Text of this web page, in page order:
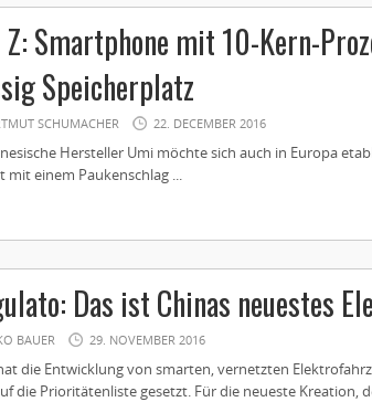
Smartphone mit 10-Kern-
Speicherplatz
SCHUMACHER 22. DECEMBER 2016
Hersteller Umi möchte sich auch in Europa
mit einem Paukenschlag ...
Das ist Chinas neuestes
BAUER 29. NOVEMBER 2016
die Entwicklung von smarten, vernetzten
die Prioritätenliste gesetzt. Für die neueste Kreation,